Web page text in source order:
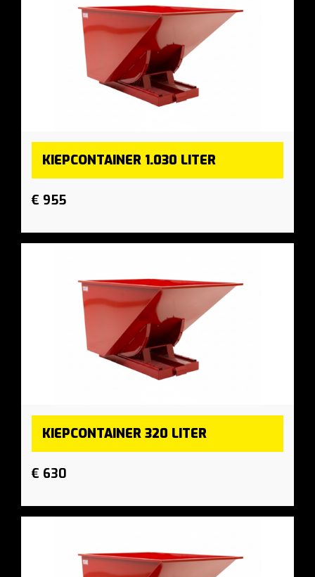
KIEPCONTAINER 1.030 LITER
€ 955
KIEPCONTAINER 320 LITER
€ 630